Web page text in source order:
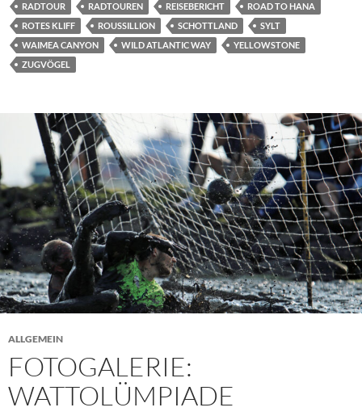
RADTOUR
RADTOUREN REISEBERICHT
ROAD TO HANA
ROTES KLIFF
ROUSSILLION SCHOTTLAND
SYLT
WAIMEA CANYON
WILD ATLANTIC WAY
YELLOWSTONE
ZUGVÖGEL
ALLGEMEIN
FOTOGALERIE:
WATTOLÜMPIADE